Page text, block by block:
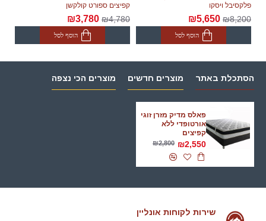
פלקסיבל ויסקו
₪8,200
₪5,650
הוסף לסל
קפיצים ספורט קולקשן
₪4,780
₪3,780
הוסף לסל
הסתכלת באתר מוצרים חדשים מוצרים הכי נצפה
פאלס מדיק מזרן זוגי
אורטופדי ללא
קפיצים
₪2,550
₪2,800
שירות לקוחות אונליין